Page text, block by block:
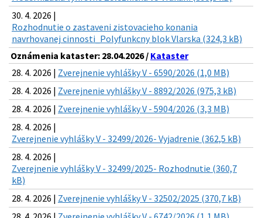
30. 4. 2026 |
Rozhodnutie o zastaveni zistovacieho konania
navrhovanej cinnosti_Polyfunkcny blok Vlarska (324,3 kB)
Oznámenia kataster: 28.04.2026 / Kataster
28. 4. 2026 | Zverejnenie vyhlášky V - 6590/2026 (1,0 MB)
28. 4. 2026 | Zverejnenie vyhlášky V - 8892/2026 (975,3 kB)
28. 4. 2026 | Zverejnenie vyhlášky V - 5904/2026 (3,3 MB)
28. 4. 2026 |
Zverejnenie vyhlášky V - 32499/2026- Vyjadrenie (362,5 kB)
28. 4. 2026 |
Zverejnenie vyhlášky V - 32499/2025- Rozhodnutie (360,7
kB)
28. 4. 2026 | Zverejnenie vyhlášky V - 32502/2025 (370,7 kB)